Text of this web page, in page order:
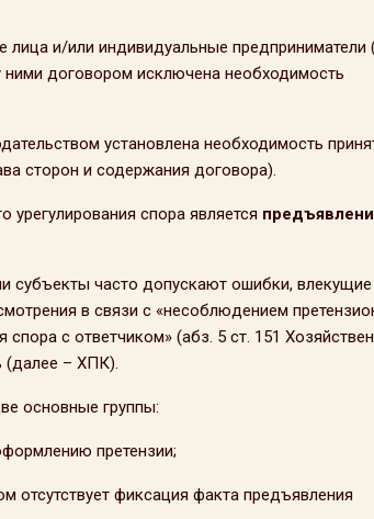
и/или индивидуальные предприниматели
договором исключена необходимость
установлена необходимость
сторон и содержания договора).
спора является
субъекты часто допускают ошибки, влекущие
в связи с «несоблюдением
с ответчиком» (абз. 5 ст. 151
(далее – ХПК).
основные группы:
претензии;
отсутствует фиксация факта предъявления